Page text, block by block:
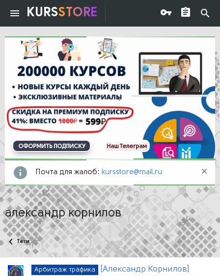
KURSSTORE
ОФОРМИТЬ ПОДПИСКУ Наш Телеграм
Почта для жалоб: kursstore@mail.ru
александр корнилов
Теги
Арбитраж трафика
[Александр Корнилов]